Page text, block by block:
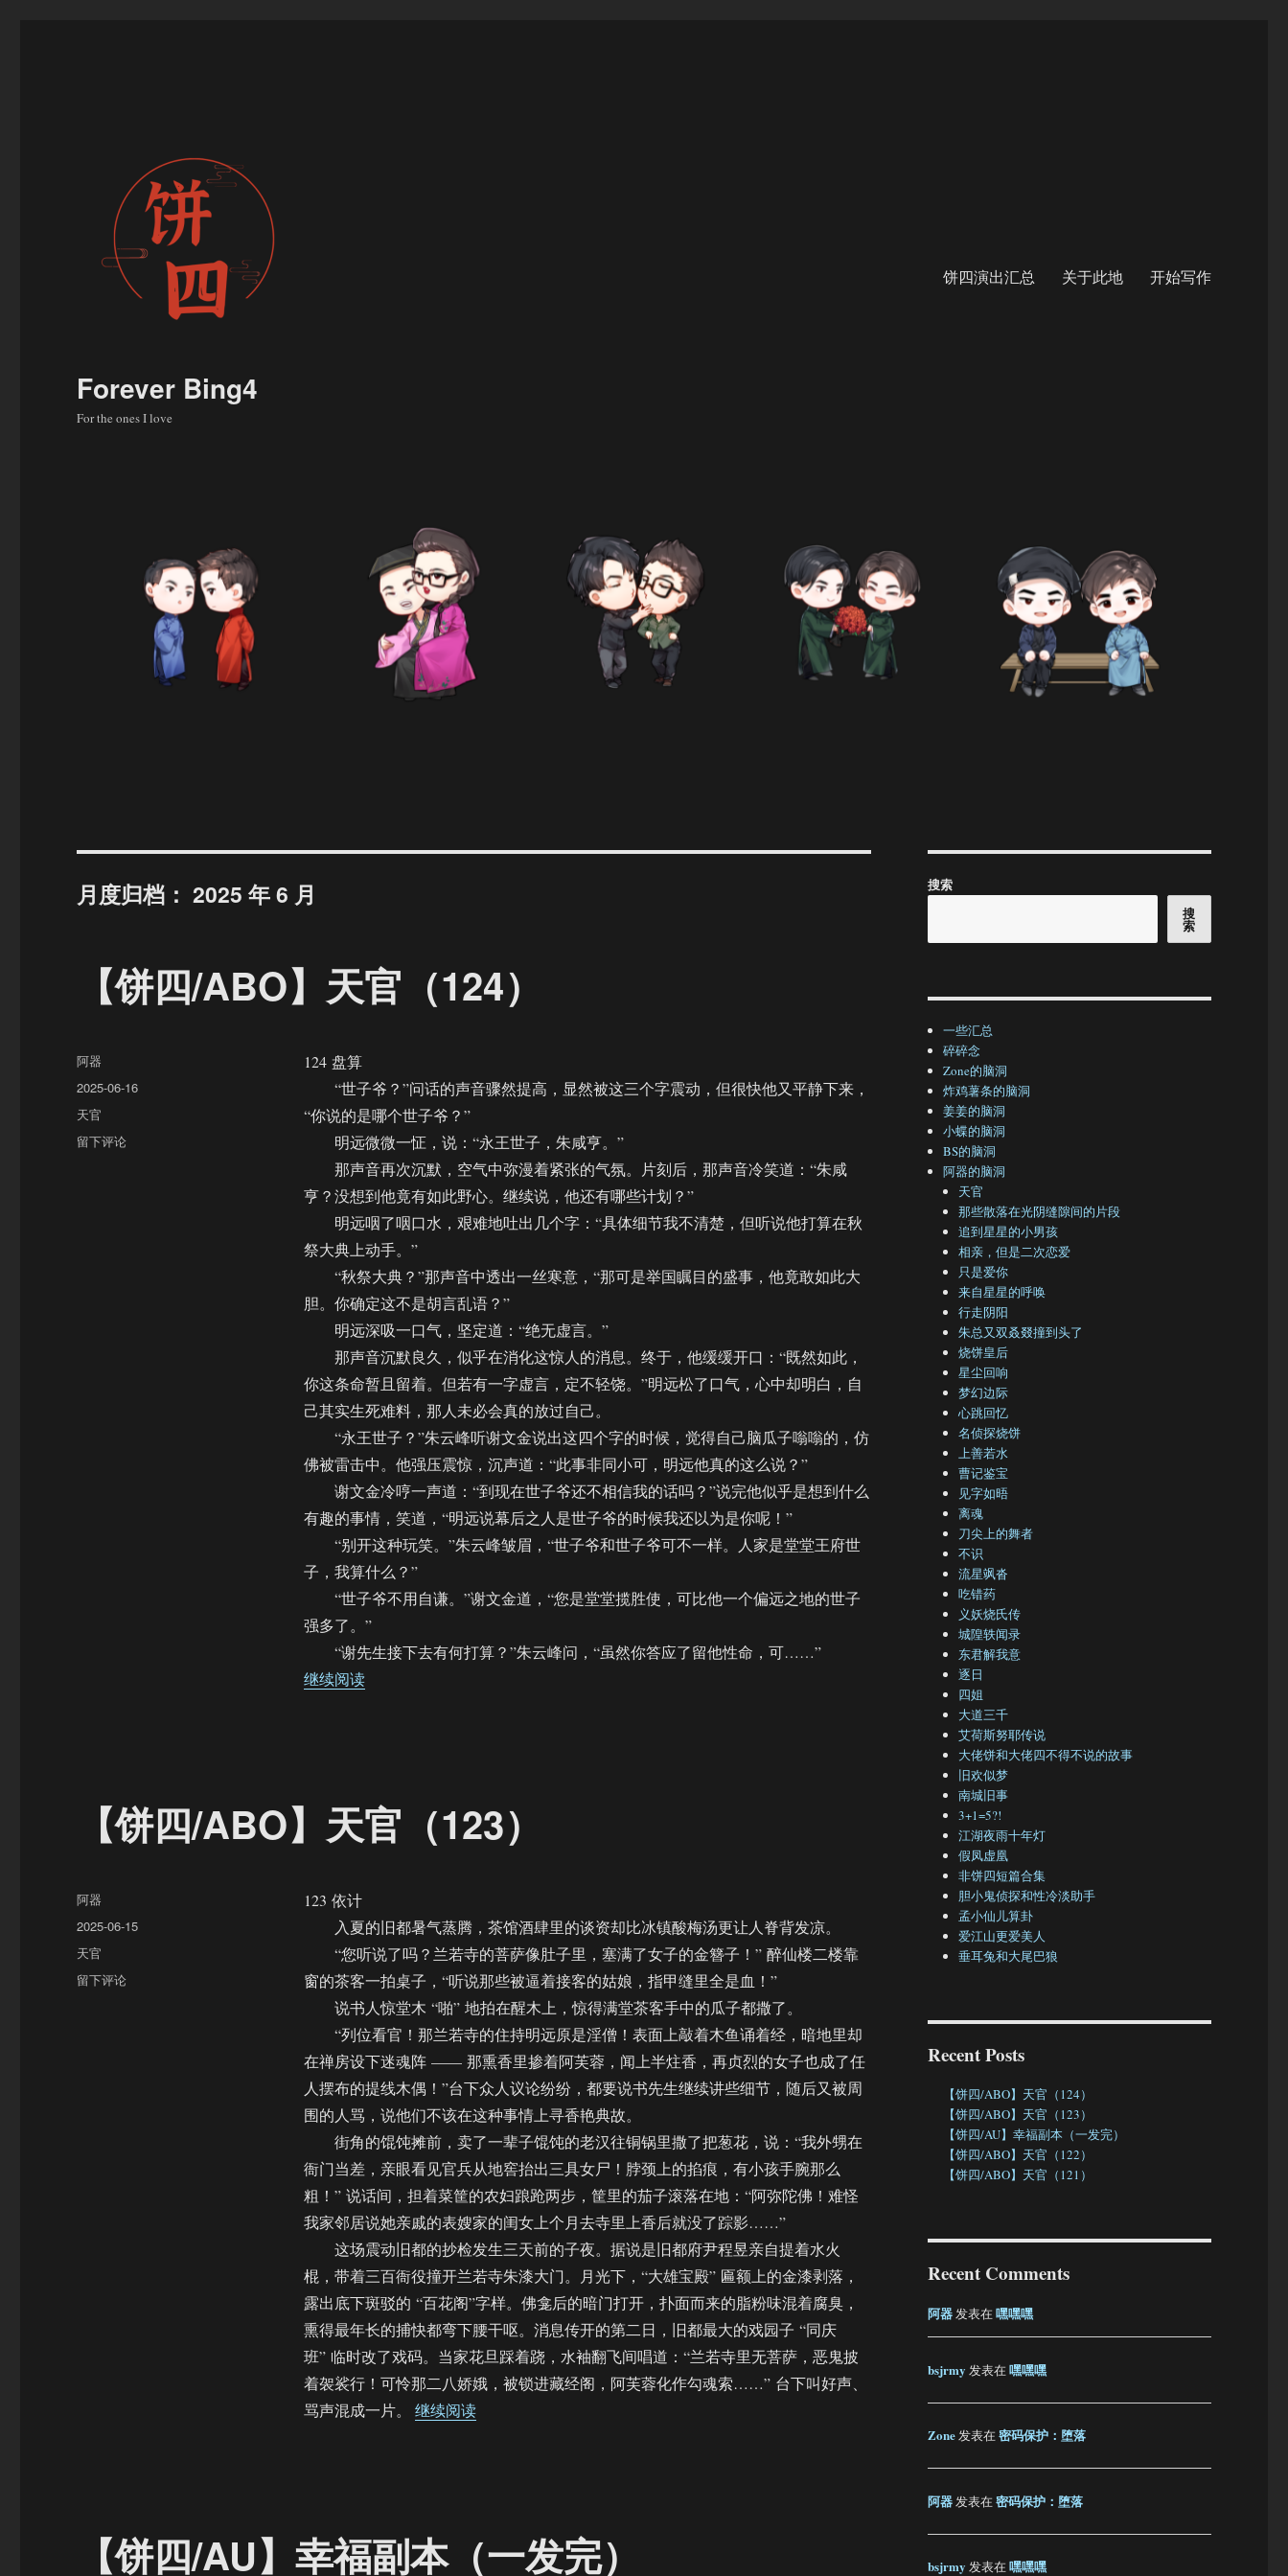
Forever Bing4
For the ones I love
饼四演出汇总 关于此地 开始写作
月度归档：2025 年 6 月
【饼四/ABO】天官（124）
124 盘算
“世子爷？”问话的声音骤然提高，显然被这三个字震动，但很快他又平静下来，
“你说的是哪个世子爷？”
明远微微一怔，说：“永王世子，朱咸亨。”
那声音再次沉默，空气中弥漫着紧张的气氛。片刻后，那声音冷笑道：“朱咸
亨？没想到他竟有如此野心。继续说，他还有哪些计划？”
明远咽了咽口水，艰难地吐出几个字：“具体细节我不清楚，但听说他打算在秋
祭大典上动手。”
“秋祭大典？”那声音中透出一丝寒意，“那可是举国瞩目的盛事，他竟敢如此大
胆。你确定这不是胡言乱语？”
明远深吸一口气，坚定道：“绝无虚言。”
那声音沉默良久，似乎在消化这惊人的消息。终于，他缓缓开口：“既然如此，
你这条命暂且留着。但若有一字虚言，定不轻饶。”明远松了口气，心中却明白，自
己其实生死难料，那人未必会真的放过自己。
“永王世子？”朱云峰听谢文金说出这四个字的时候，觉得自己脑瓜子嗡嗡的，仿
佛被雷击中。他强压震惊，沉声道：“此事非同小可，明远他真的这么说？”
谢文金冷哼一声道：“到现在世子爷还不相信我的话吗？”说完他似乎是想到什么
有趣的事情，笑道，“明远说幕后之人是世子爷的时候我还以为是你呢！”
“别开这种玩笑。”朱云峰皱眉，“世子爷和世子爷可不一样。人家是堂堂王府世
子，我算什么？”
“世子爷不用自谦。”谢文金道，“您是堂堂揽胜使，可比他一个偏远之地的世子
强多了。”
“谢先生接下去有何打算？”朱云峰问，“虽然你答应了留他性命，可……”
继续阅读“【饼四/ABO】天官（124）”
作
者
阿器
发
布
于
2025-06-16
分
类
天官
于
留下评论
【饼四/ABO】天官（123）
123 依计
入夏的旧都暑气蒸腾，茶馆酒肆里的谈资却比冰镇酸梅汤更让人脊背发凉。
“您听说了吗？兰若寺的菩萨像肚子里，塞满了女子的金簪子！” 醉仙楼二楼靠
窗的茶客一拍桌子，“听说那些被逼着接客的姑娘，指甲缝里全是血！”
说书人惊堂木 “啪” 地拍在醒木上，惊得满堂茶客手中的瓜子都撒了。
“列位看官！那兰若寺的住持明远原是淫僧！表面上敲着木鱼诵着经，暗地里却
在禅房设下迷魂阵 —— 那熏香里掺着阿芙蓉，闻上半炷香，再贞烈的女子也成了任
人摆布的提线木偶！”台下众人议论纷纷，都要说书先生继续讲些细节，随后又被周
围的人骂，说他们不该在这种事情上寻香艳典故。​
街角的馄饨摊前，卖了一辈子馄饨的老汉往铜锅里撒了把葱花，说：“我外甥在
衙门当差，亲眼看见官兵从地窖抬出三具女尸！脖颈上的掐痕，有小孩手腕那么
粗！” 说话间，担着菜筐的农妇踉跄两步，筐里的茄子滚落在地：“阿弥陀佛！难怪
我家邻居说她亲戚的表嫂家的闺女上个月去寺里上香后就没了踪影……”
这场震动旧都的抄检发生三天前的子夜。据说是旧都府尹程昱亲自提着水火
棍，带着三百衙役撞开兰若寺朱漆大门。月光下，“大雄宝殿” 匾额上的金漆剥落，
露出底下斑驳的 “百花阁”字样。佛龛后的暗门打开，扑面而来的脂粉味混着腐臭，
熏得最年长的捕快都弯下腰干呕。​消息传开的第二日，旧都最大的戏园子 “同庆
班” 临时改了戏码。当家花旦踩着跷，水袖翻飞间唱道：“兰若寺里无菩萨，恶鬼披
着袈裟行！可怜那二八娇娥，被锁进藏经阁，阿芙蓉化作勾魂索……” 台下叫好声、
骂声混成一片。​ 继续阅读“【饼四/ABO】天官（123）”
作
者
阿器
发
布
于
2025-06-15
分
类
天官
于
留下评论
【饼四/AU】幸福副本（一发完）
搜索
搜
索
一些汇总
碎碎念
Zone的脑洞
炸鸡薯条的脑洞
姜姜的脑洞
小蝶的脑洞
BS的脑洞
阿器的脑洞
天官
那些散落在光阴缝隙间的片段
追到星星的小男孩
相亲，但是二次恋爱
只是爱你
来自星星的呼唤
行走阴阳
朱总又双叒叕撞到头了
烧饼皇后
星尘回响
梦幻边际
心跳回忆
名侦探烧饼
上善若水
曹记鉴宝
见字如晤
离魂
刀尖上的舞者
不识
流星飒沓
吃错药
义妖烧氏传
城隍轶闻录
东君解我意
逐日
四姐
大道三千
艾荷斯努耶传说
大佬饼和大佬四不得不说的故事
旧欢似梦
南城旧事
3+1=5?!
江湖夜雨十年灯
假凤虚凰
非饼四短篇合集
胆小鬼侦探和性冷淡助手
孟小仙儿算卦
爱江山更爱美人
垂耳兔和大尾巴狼
Recent Posts
【饼四/ABO】天官（124）
【饼四/ABO】天官（123）
【饼四/AU】幸福副本（一发完）
【饼四/ABO】天官（122）
【饼四/ABO】天官（121）
Recent Comments
阿器发表在嘿嘿嘿
bsjrmy 发表在嘿嘿嘿
Zone发表在密码保护：堕落
阿器发表在密码保护：堕落
bsjrmy 发表在嘿嘿嘿